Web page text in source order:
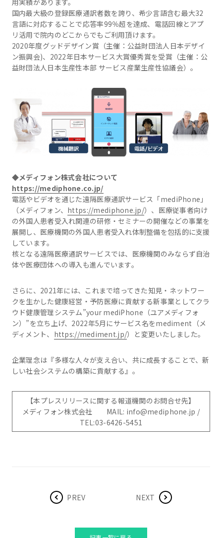
用実績があります。
国内最大級の登録医療通訳者数を誇り、希少言語含む最大32
言語に対応することで応答率99％超を達成、電話回線とアプ
リ活用で院内のどこからでもご利用頂けます。
2020年度グッドデザイン賞（主催：公益財団法人日本デザイ
ン振興会)、2022年日本サービス大賞優秀賞を受賞（主催：公
益財団法人日本生産性本部 サービス産業生産性協議会）。
◆メディフォン株式会社について
https://mediphone.co.jp/
電話やビデオを通じた遠隔医療通訳サービス「mediPhone」
（メディフォン、 https://mediphone.jp/）、医療従事者向け
の外国人患者受入れ関連の研修・セミナーの開催などの事業を
展開し、医療機関の外国人患者受入れ体制整備を包括的に支援
しています。
核となる遠隔医療通訳サービスでは、医療機関のみならず自治
体や医療団体への導入も進んでいます。
さらに、2021年には、これまで培ってきた知見・ネットワー
クを生かした健康経営・予防医療に貢献する新事業としてクラ
ウド健康管理システム”your mediPhone（ユアメディフォ
ン）”を立ち上げ、2022年5月にサービス名をmediment（メ
ディメント、 https://mediment.jp/）と変更いたしました。
企業理念は『多様な人々が支え合い、共に成長することで、新
しい社会システムの構築に貢献する』。
【本プレスリリースに関する報道機関のお問合せ先】
メディフォン株式会社 MAIL: info@mediphone.jp /
TEL:03-6426-5451
PREV NEXT